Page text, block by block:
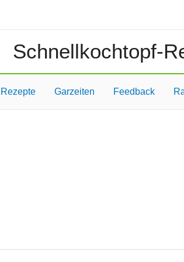
Schnellkochtopf-
Rezepte Garzeiten Feedback